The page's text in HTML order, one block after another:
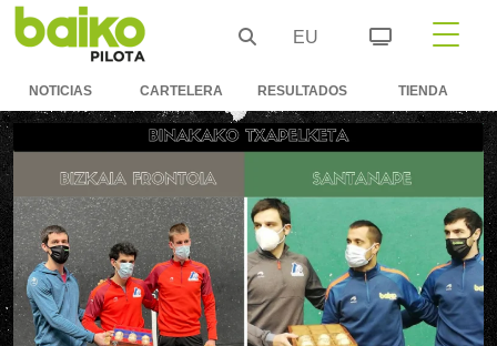
EU
NOTICIAS CARTELERA RESULTADOS TIENDA